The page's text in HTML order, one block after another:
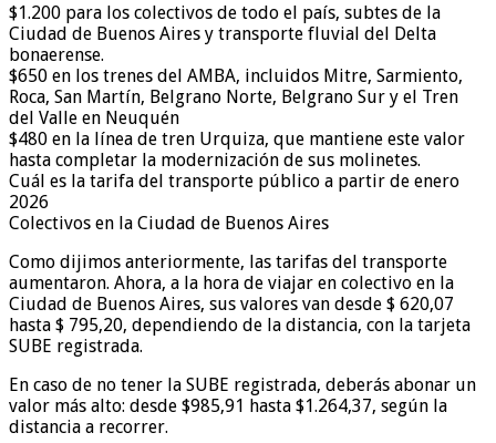
$1.200 para los colectivos de todo el país, subtes de la
Ciudad de Buenos Aires y transporte fluvial del Delta
bonaerense.
$650 en los trenes del AMBA, incluidos Mitre, Sarmiento,
Roca, San Martín, Belgrano Norte, Belgrano Sur y el Tren
del Valle en Neuquén
$480 en la línea de tren Urquiza, que mantiene este valor
hasta completar la modernización de sus molinetes.
Cuál es la tarifa del transporte público a partir de enero
2026
Colectivos en la Ciudad de Buenos Aires
Como dijimos anteriormente, las tarifas del transporte
aumentaron. Ahora, a la hora de viajar en colectivo en la
Ciudad de Buenos Aires, sus valores van desde $ 620,07
hasta $ 795,20, dependiendo de la distancia, con la tarjeta
SUBE registrada.
En caso de no tener la SUBE registrada, deberás abonar un
valor más alto: desde $985,91 hasta $1.264,37, según la
distancia a recorrer.